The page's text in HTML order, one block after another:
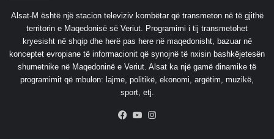
Alsat-M është një stacion televiziv kombëtar që transmeton në të gjithë
territorin e Maqedonisë së Veriut. Programimi i tij transmetohet
kryesisht në shqip dhe herë pas here në maqedonisht, bazuar në
konceptet evropiane të informacionit që synojnë të nxisin bashkëjetesën
shumetnike në Maqedoninë e Veriut. Alsat ka një gamë dinamike të
programimit që mbulon: lajme, politikë, ekonomi, argëtim, muzikë,
sport, etj.
Facebook
YouTube